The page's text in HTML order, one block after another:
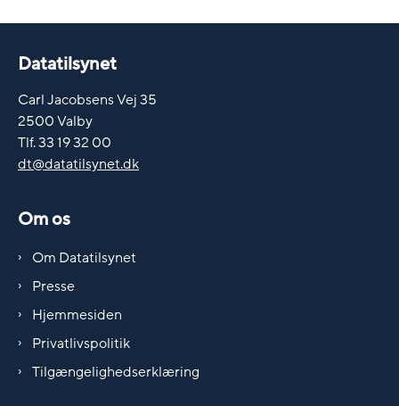
Datatilsynet
Carl Jacobsens Vej 35
2500 Valby
Tlf. 33 19 32 00
dt@datatilsynet.dk
Om os
Om Datatilsynet
Presse
Hjemmesiden
Privatlivspolitik
Tilgængelighedserklæring